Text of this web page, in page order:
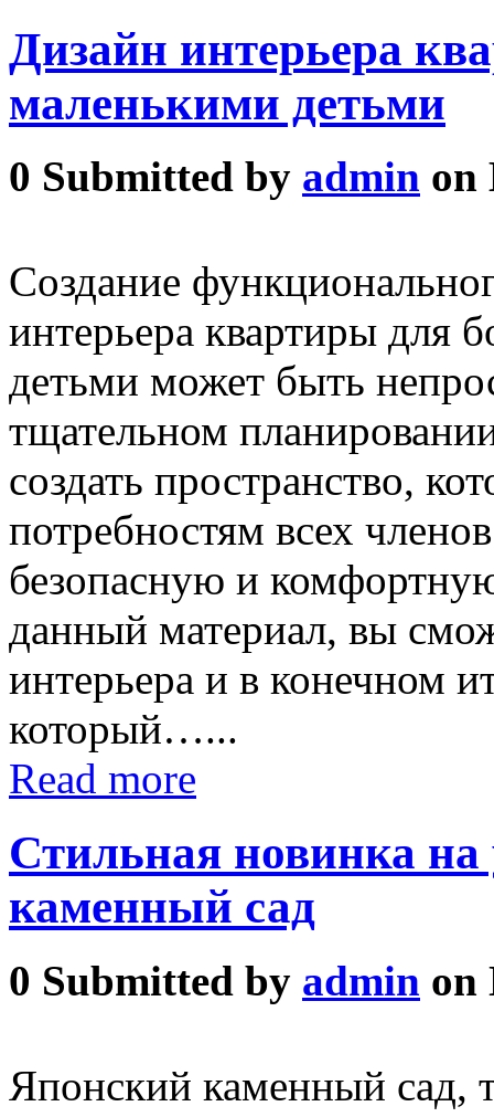
Дизайн интерьера
маленькими детьми
0 Submitted by admin on
Создание
интерьера квартиры для
детьми может быть
тщательном
создать пространство,
потребностям всех
безопасную и
данный материал, вы
интерьера и в конечном
который…...
Read more
Стильная новинка
каменный сад
0 Submitted by admin on
Японский каменный сад,